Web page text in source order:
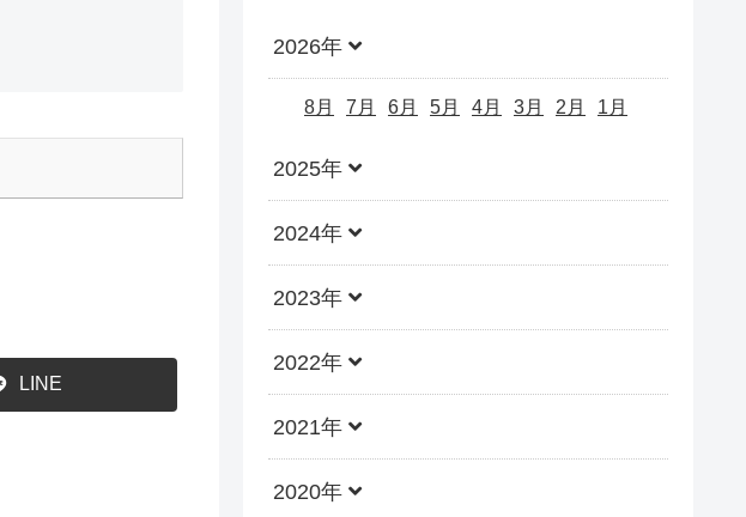
LINE
2026年
8月 7月 6月 5月 4月 3月 2月 1月
2025年
2024年
2023年
2022年
2021年
2020年